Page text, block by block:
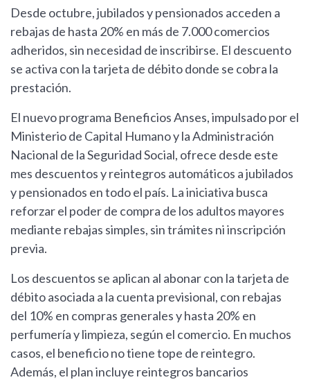
Desde octubre, jubilados y pensionados acceden a
rebajas de hasta 20% en más de 7.000 comercios
adheridos, sin necesidad de inscribirse. El descuento
se activa con la tarjeta de débito donde se cobra la
prestación.
El nuevo programa Beneficios Anses, impulsado por el
Ministerio de Capital Humano y la Administración
Nacional de la Seguridad Social, ofrece desde este
mes descuentos y reintegros automáticos a jubilados
y pensionados en todo el país. La iniciativa busca
reforzar el poder de compra de los adultos mayores
mediante rebajas simples, sin trámites ni inscripción
previa.
Los descuentos se aplican al abonar con la tarjeta de
débito asociada a la cuenta previsional, con rebajas
del 10% en compras generales y hasta 20% en
perfumería y limpieza, según el comercio. En muchos
casos, el beneficio no tiene tope de reintegro.
Además, el plan incluye reintegros bancarios